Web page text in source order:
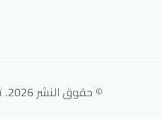
© حقوق النشر 2026. تطوير بواسطة